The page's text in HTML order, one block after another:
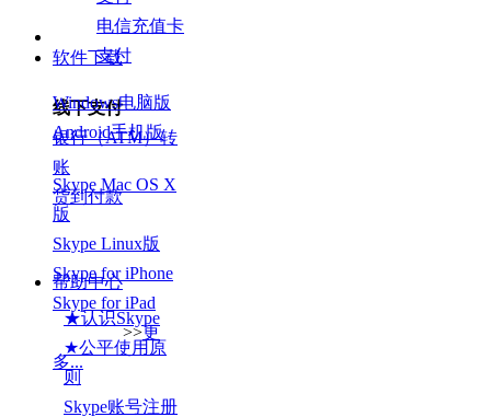
电信充值卡
支付
线下支付
银行（ATM）转
账
货到付款
软件下载
Windows电脑版
Android手机版
Skype Mac OS X
版
Skype Linux版
Skype for iPhone
Skype for iPad
>>更
多...
帮助中心
★认识Skype
★公平使用原
则
Skype账号注册